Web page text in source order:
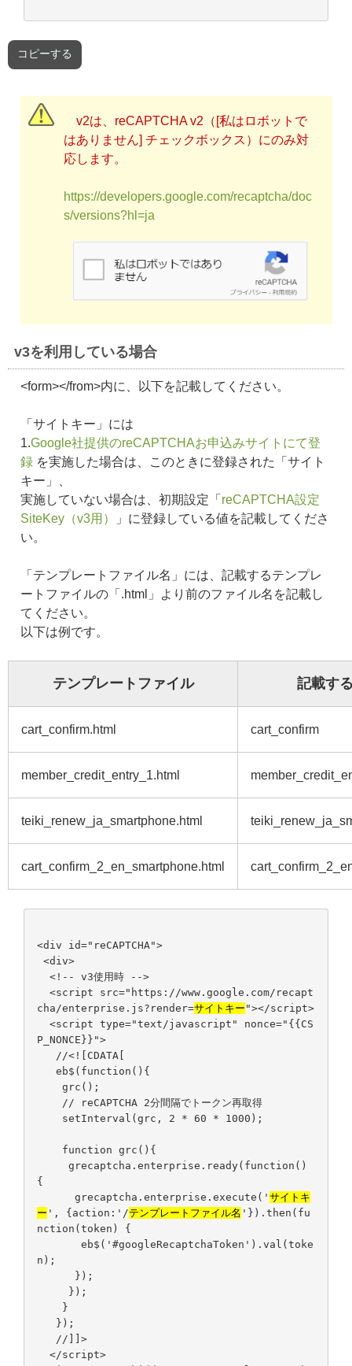
コピーする
v2は、reCAPTCHA v2（[私はロボットで
はありません] チェックボックス）にのみ対
応します。
https://developers.google.com/recaptcha/doc
s/versions?hl=ja
v3を利用している場合
<form></from>内に、以下を記載してください。
「サイトキー」には
1.Google社提供のreCAPTCHAお申込みサイトにて登
録 を実施した場合は、このときに登録された「サイト
キー」、
実施していない場合は、初期設定「 reCAPTCHA設定
SiteKey（v3用）
」に登録している値を記載してくださ
い。
「テンプレートファイル名」には、記載するテンプレ
ートファイルの「.html」より前のファイル名を記載し
てください。
以下は例です。
テンプレートファイル 記載す
cart_confirm.html cart_confirm
member_credit_entry_1.html
teiki_renew_ja_smartphone.html
cart_confirm_2_en_smartphone.html
<div id="reCAPTCHA">
<div>
<!-- v3使用時 -->
<script src="https://www.google.com/recapt
cha/enterprise.js?render=サイトキー "></script>
<script type="text/javascript" nonce="{{CS
P_NONCE}}">
//<![CDATA[
eb$(function(){
grc();
// reCAPTCHA 2分間隔でトークン再取得
setInterval(grc, 2 * 60 * 1000);
function grc(){
grecaptcha.enterprise.ready(function()
{
grecaptcha.enterprise.execute(' サイトキ
ー ', {action:'/テンプレートファイル名 '}).then(fu
nction(token) {
eb$('#googleRecaptchaToken').val(toke
n);
});
});
}
});
//]]>
</script>